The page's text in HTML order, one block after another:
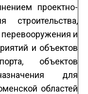
проектно-
строительства,
перевооружения и
и объектов
объектов
для
областей